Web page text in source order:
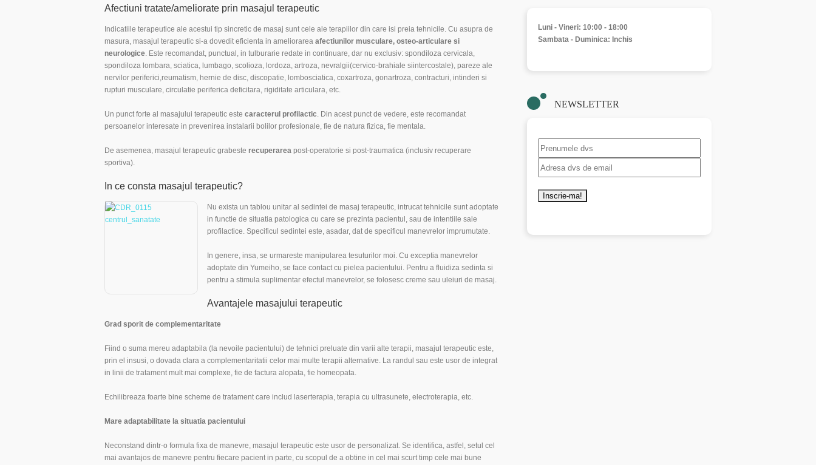
Afectiuni tratate/ameliorate prin masajul terapeutic
Indicatiile terapeutice ale acestui tip sincretic de masaj sunt cele ale terapiilor din care isi preia tehnicile. Cu asupra de
masura, masajul terapeutic si-a dovedit eficienta in ameliorarea afectiunilor musculare, osteo-articulare si
neurologice. Este recomandat, punctual, in tulburarie redate in continuare, dar nu exclusiv: spondiloza cervicala,
spondiloza lombara, sciatica, lumbago, scolioza, lordoza, artroza, nevralgii(cervico-brahiale siintercostale), pareze ale
nervilor periferici,reumatism, hernie de disc, discopatie, lombosciatica, coxartroza, gonartroza, contracturi, intinderi si
rupturi musculare, circulatie periferica deficitara, rigiditate articulara, etc.
Un punct forte al masajului terapeutic este caracterul profilactic. Din acest punct de vedere, este recomandat
persoanelor interesate in prevenirea instalarii bolilor profesionale, fie de natura fizica, fie mentala.
De asemenea, masajul terapeutic grabeste recuperarea post-operatorie si post-traumatica (inclusiv recuperare
sportiva).
In ce consta masajul terapeutic?
Nu exista un tablou unitar al sedintei de masaj terapeutic, intrucat tehnicile sunt adoptate
in functie de situatia patologica cu care se prezinta pacientul, sau de intentiile sale
profilactice. Specificul sedintei este, asadar, dat de specificul manevrelor imprumutate.
In genere, insa, se urmareste manipularea tesuturilor moi. Cu exceptia manevrelor
adoptate din Yumeiho, se face contact cu pielea pacientului. Pentru a fluidiza sedinta si
pentru a stimula suplimentar efectul manevrelor, se folosesc creme sau uleiuri de masaj.
Avantajele masajului terapeutic
Grad sporit de complementaritate
Fiind o suma mereu adaptabila (la nevoile pacientului) de tehnici preluate din varii alte terapii, masajul terapeutic este,
prin el insusi, o dovada clara a complementaritatii celor mai multe terapii alternative. La randul sau este usor de integrat
in linii de tratament mult mai complexe, fie de factura alopata, fie homeopata.
Echilibreaza foarte bine scheme de tratament care includ laserterapia, terapia cu ultrasunete, electroterapia, etc.
Mare adaptabilitate la situatia pacientului
Neconstand dintr-o formula fixa de manevre, masajul terapeutic este usor de personalizat. Se identifica, astfel, setul cel
mai avantajos de manevre pentru fiecare pacient in parte, cu scopul de a obtine in cel mai scurt timp cele mai bune
Luni - Vineri: 10:00 - 18:00
Sambata - Duminica: Inchis
NEWSLETTER